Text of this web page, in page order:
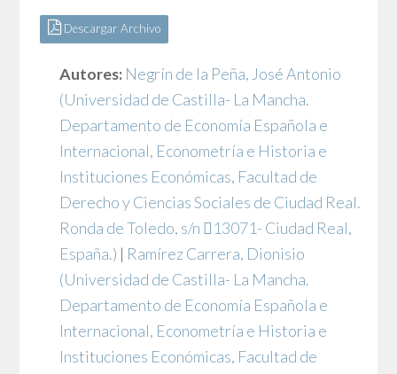
Descargar Archivo
Autores: Negrín de la Peña, José Antonio
(Universidad de Castilla- La Mancha.
Departamento de Economía Española e
Internacional, Econometría e Historia e
Instituciones Económicas, Facultad de
Derecho y Ciencias Sociales de Ciudad Real.
Ronda de Toledo, s/n 13071- Ciudad Real,
España.) | Ramírez Carrera, Dionisio
(Universidad de Castilla- La Mancha.
Departamento de Economía Española e
Internacional, Econometría e Historia e
Instituciones Económicas, Facultad de